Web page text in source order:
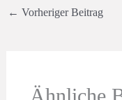
← Vorheriger Beitrag
Ähnliche